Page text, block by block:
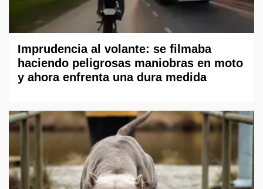
Imprudencia al volante: se filmaba
haciendo peligrosas maniobras en moto
y ahora enfrenta una dura medida